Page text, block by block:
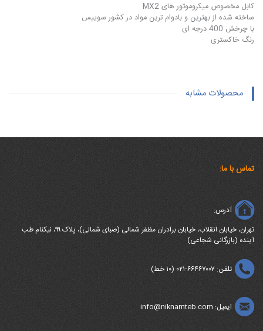
کابل مخصوص میکروموتور های MX2
ساخته شده از بهترین و بادوام ترین مواد در کشور سوییس
با چرخش 400 درجه ای
رنگ خاکستری
محصولات مشابه
تماس با ما:
آدرس:
تهران، خیابان انقلاب، خیابان برادران مظفر شمالی (صبای شمالی)، پلاک ۹۹، نیکنام طب
آینده (بازرگانی شجاعی)
تلفن: ۶۶۴۶۷۰۰۷-۰۲۱ (۱۰ خط)
ایمیل: info@niknamteb.com